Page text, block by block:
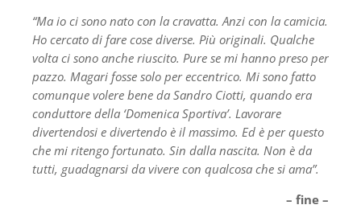
“Ma io ci sono nato con la cravatta. Anzi con la camicia.
Ho cercato di fare cose diverse. Più originali. Qualche
volta ci sono anche riuscito. Pure se mi hanno preso per
pazzo. Magari fosse solo per eccentrico. Mi sono fatto
comunque volere bene da Sandro Ciotti, quando era
conduttore della ‘Domenica Sportiva’. Lavorare
divertendosi e divertendo è il massimo. Ed è per questo
che mi ritengo fortunato. Sin dalla nascita. Non è da
tutti, guadagnarsi da vivere con qualcosa che si ama”.
– fine –